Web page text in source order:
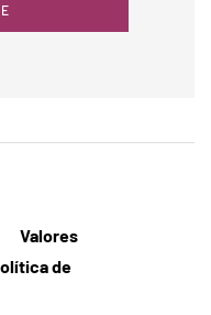
Valores
de